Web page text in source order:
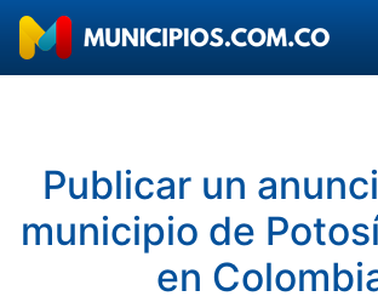
Publicar un
municipio de
en